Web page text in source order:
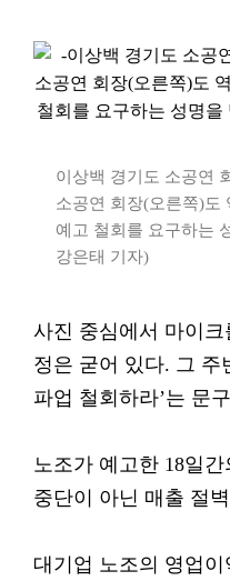
이상백 경기도 소공연
소공연 회장(오른쪽)도
예고 철회를 요구하는
강은태 기자)
사진 중심에서 마이
정은 굳어 있다. 그 주
파업 철회하라’는 문
노조가 예고한 18일
중단이 아닌 매출 절
대기업 노조의 영업